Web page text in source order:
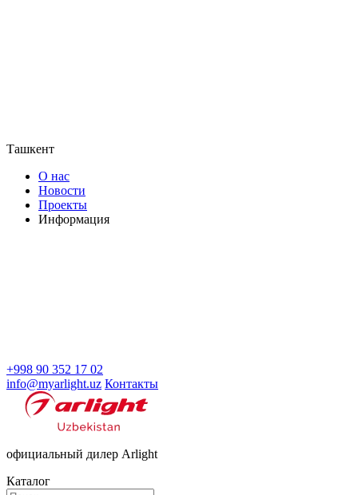
Ташкент
О нас
Новости
Проекты
Информация
+998 90 352 17 02
info@myarlight.uz Контакты
официальный дилер Arlight
Каталог